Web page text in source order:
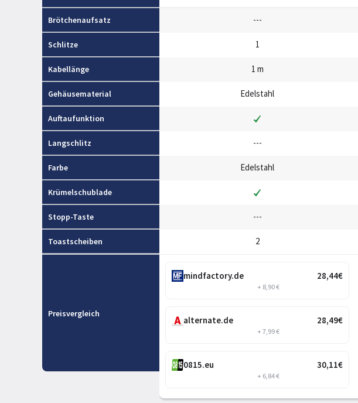
Brötchenaufsatz ---
Schlitze 1
Kabellänge 1 m
Gehäusematerial Edelstahl
Auftaufunktion
Langschlitz ---
Farbe Edelstahl
Krümelschublade
Stopp-Taste ---
Toastscheiben 2
Preisvergleich
28,44€
mindfactory.de
+ 8,90 €
28,49€
alternate.de
+ 7,99 €
30,11€
0815.eu
+ 6,84 €